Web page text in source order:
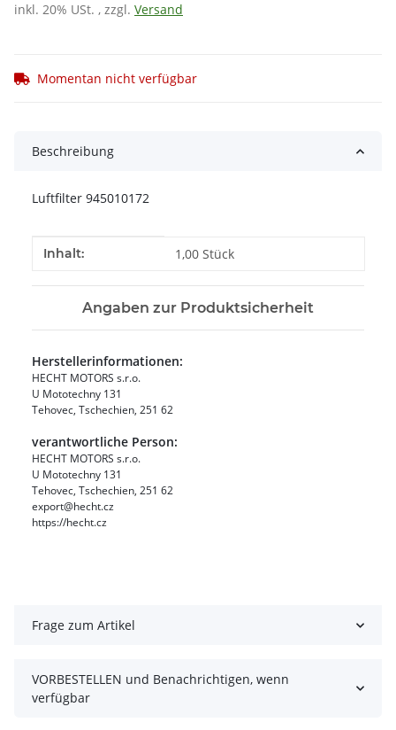
inkl. 20% USt. , zzgl. Versand
Momentan nicht verfügbar
Beschreibung
Luftfilter 945010172
Produkteigenschaft
Wert
Inhalt: 1,00 Stück
Angaben zur Produktsicherheit
Herstellerinformationen:
HECHT MOTORS s.r.o.
U Mototechny 131
Tehovec, Tschechien, 251 62
verantwortliche Person:
HECHT MOTORS s.r.o.
U Mototechny 131
Tehovec, Tschechien, 251 62
export@hecht.cz
https://hecht.cz
Frage zum Artikel
VORBESTELLEN und Benachrichtigen, wenn
verfügbar